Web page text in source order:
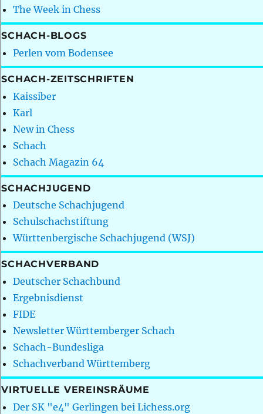
The Week in Chess
SCHACH-BLOGS
Perlen vom Bodensee
SCHACH-ZEITSCHRIFTEN
Kaissiber
Karl
New in Chess
Schach
Schach Magazin 64
SCHACHJUGEND
Deutsche Schachjugend
Schulschachstiftung
Württenbergische Schachjugend (WSJ)
SCHACHVERBAND
Deutscher Schachbund
Ergebnisdienst
FIDE
Newsletter Württemberger Schach
Schach-Bundesliga
Schachverband Württemberg
VIRTUELLE VEREINSRÄUME
Der SK "e4" Gerlingen bei Lichess.org